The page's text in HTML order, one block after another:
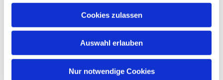
Cookies zulassen
Auswahl erlauben
Nur notwendige Cookies